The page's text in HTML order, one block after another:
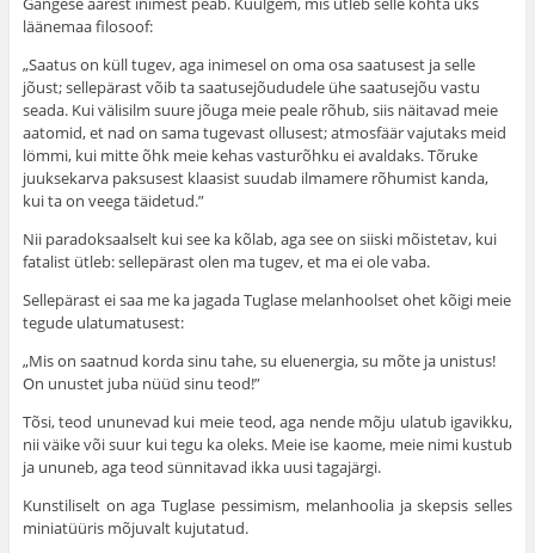
läänemaa filosoof:
„Saatus on küll tugev, aga inimesel on oma osa saa­tusest ja selle
jõust; sellepärast võib ta saatusejõududele ühe saatusejõu vastu
seada. Kui välisilm suure jõuga meie peale rõhub, siis näitavad meie
aatomid, et nad on sama tugevast ollusest; atmosfäär vajutaks meid
lömmi, kui mitte õhk meie kehas vasturõhku ei avaldaks. Tõruke
juuksekarva paksusest klaasist suudab ilmamere rõhumist kanda,
kui ta on veega täidetud.”
Nii paradoksaalselt kui see ka kõlab, aga see on siiski mõistetav, kui
fatalist ütleb: sellepärast olen ma tugev, et ma ei ole vaba.
Sellepärast ei saa me ka jagada Tuglase melanhoolset ohet kõigi meie
tegude ulatumatusest:
„Mis on saatnud korda sinu tahe, su eluenergia, su mõte ja unistus!
On unustet juba nüüd sinu teod!”
Tõsi, teod ununevad kui meie teod, aga nende mõju ulatub igavikku,
nii väike või suur kui tegu ka oleks. Meie ise kaome, meie nimi kustub
ja ununeb, aga teod sünnitavad ikka uusi tagajärgi.
Kunstiliselt on aga Tuglase pessimism, melanhoolia ja skepsis selles
miniatüüris mõjuvalt kujutatud.